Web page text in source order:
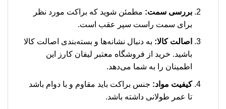
بررسی سمت: مطمئن شوید که براکت مورد نظر
برای سمت راست سپر عقب است.
اصالت کالا: به دنبال نشانه‌ها و بسته‌بندی اصالت کالا
باشید. خرید از فروشگاه معتبر لیفان کارز این
اطمینان را به شما می‌دهد.
کیفیت مواد: جنس براکت باید مقاوم و با دوام باشد
تا عمر طولانی داشته باشد.